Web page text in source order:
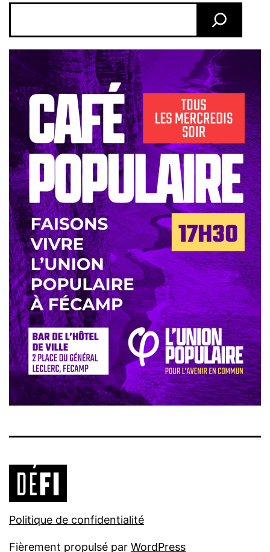
Politique de confidentialité
Fièrement propulsé par WordPress